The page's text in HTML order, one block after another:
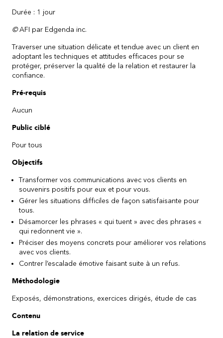
Durée : 1 jour
©AFI par Edgenda inc.
Traverser une situation délicate et tendue avec un client en
adoptant les techniques et attitudes efficaces pour se
protéger, préserver la qualité de la relation et restaurer la
confiance.
Pré-requis
Aucun
Public ciblé
Pour tous
Objectifs
Transformer vos communications avec vos clients en
souvenirs positifs pour eux et pour vous.
Gérer les situations difficiles de façon satisfaisante pour
tous.
Désamorcer les phrases « qui tuent » avec des phrases «
qui redonnent vie ».
Préciser des moyens concrets pour améliorer vos relations
avec vos clients.
Contrer l’escalade émotive faisant suite à un refus.
Méthodologie
Exposés, démonstrations, exercices dirigés, étude de cas
Contenu
La relation de service